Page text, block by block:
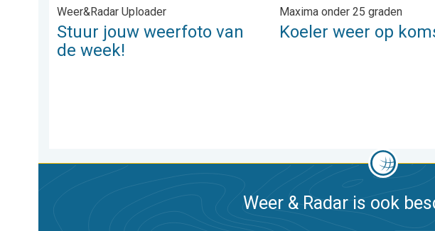
Weer&Radar Uploader
Stuur jouw weerfoto van
de week!
Maxima onder 25 graden
Koeler weer op
Weer & Radar is ook